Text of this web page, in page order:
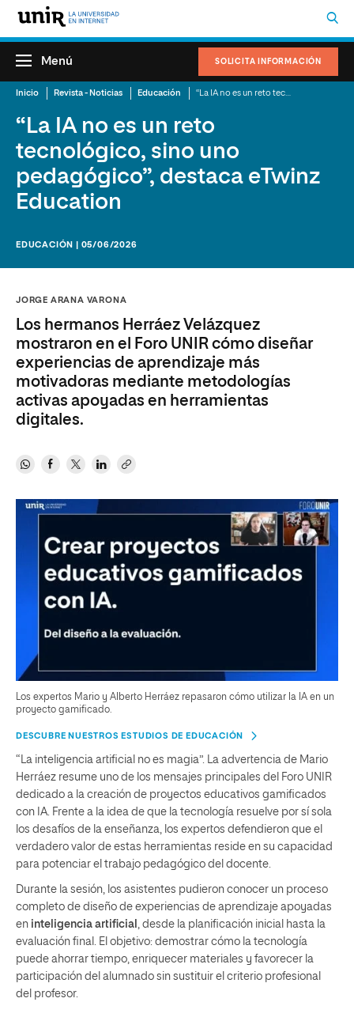
SOLICITA INFORMACIÓN
Menú
Inicio Revista - Noticias Educación
“La IA no es un reto
tecnológico, sino uno
pedagógico”, destaca eTwinz
Education
EDUCACIÓN | 05/06/2026
JORGE ARANA VARONA
Los hermanos Herráez Velázquez
mostraron en el Foro UNIR cómo diseñar
experiencias de aprendizaje más
motivadoras mediante metodologías
activas apoyadas en herramientas
digitales.
Los expertos Mario y Alberto Herráez repasaron cómo utilizar la IA en un
proyecto gamificado.
DESCUBRE NUESTROS ESTUDIOS DE EDUCACIÓN
“La inteligencia artificial no es magia”. La advertencia de Mario
Herráez resume uno de los mensajes principales del Foro UNIR
dedicado a la creación de proyectos educativos gamificados
con IA. Frente a la idea de que la tecnología resuelve por sí sola
los desafíos de la enseñanza, los expertos defendieron que el
verdadero valor de estas herramientas reside en su capacidad
para potenciar el trabajo pedagógico del docente.
Durante la sesión, los asistentes pudieron conocer un proceso
completo de diseño de experiencias de aprendizaje apoyadas
en inteligencia artificial
, desde la planificación inicial hasta la
evaluación final. El objetivo: demostrar cómo la tecnología
puede ahorrar tiempo, enriquecer materiales y favorecer la
participación del alumnado sin sustituir el criterio profesional
del profesor.